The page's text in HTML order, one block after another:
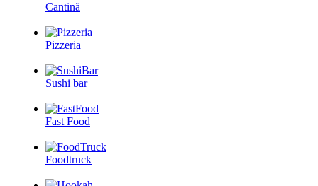
Cantină
Pizzeria
Sushi bar
Fast Food
Foodtruck